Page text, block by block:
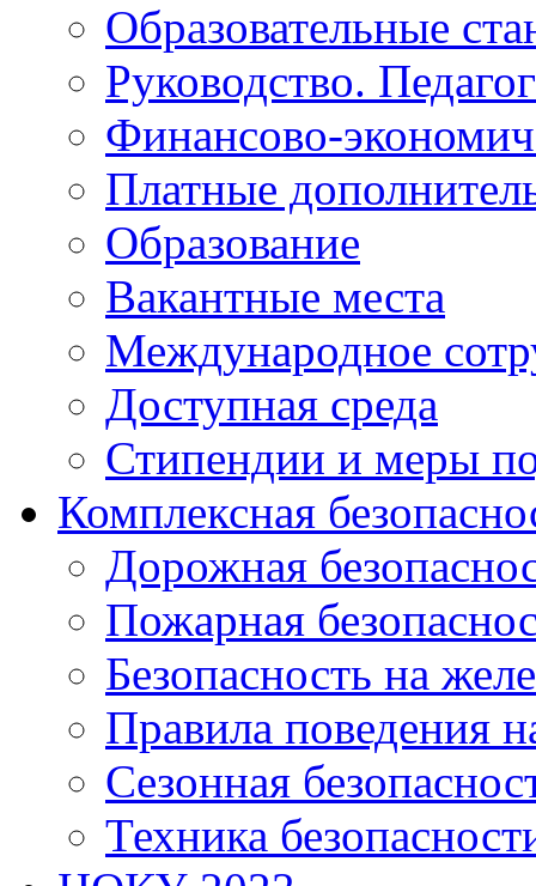
Образовательные
Руководство.
Финансово-
Платные
Образование
Вакантные места
Международное
Доступная среда
Стипендии и меры
Комплексная
Дорожная
Пожарная
Безопасность на
Правила поведения
Сезонная
Техника